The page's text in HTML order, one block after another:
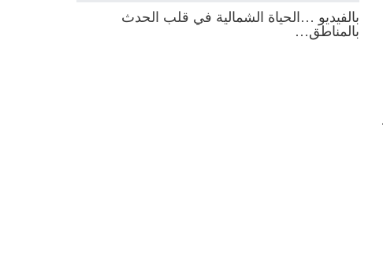
بالفيديو …الحياة الشمالية في قلب الحدث
بالمناطق…